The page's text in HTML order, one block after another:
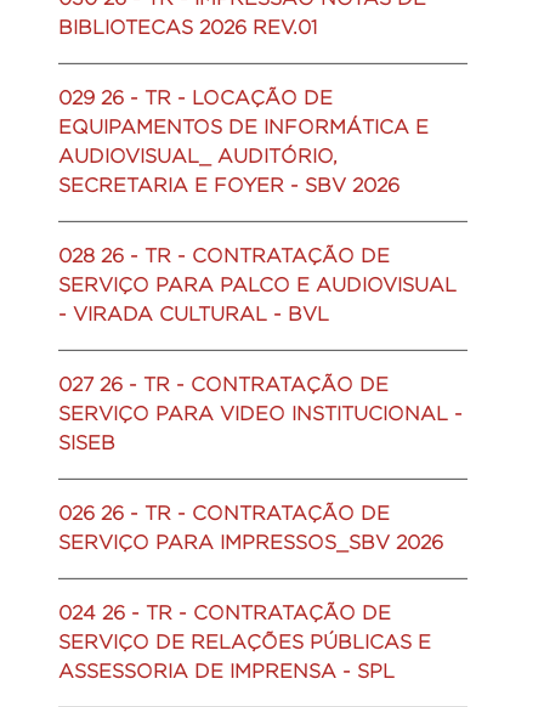
BIBLIOTECAS 2026 REV.01
029 26 - TR - LOCAÇÃO DE
EQUIPAMENTOS DE INFORMÁTICA E
AUDIOVISUAL_ AUDITÓRIO,
SECRETARIA E FOYER - SBV 2026
028 26 - TR - CONTRATAÇÃO DE
SERVIÇO PARA PALCO E AUDIOVISUAL
- VIRADA CULTURAL - BVL
027 26 - TR - CONTRATAÇÃO DE
SERVIÇO PARA VIDEO INSTITUCIONAL -
SISEB
026 26 - TR - CONTRATAÇÃO DE
SERVIÇO PARA IMPRESSOS_SBV 2026
024 26 - TR - CONTRATAÇÃO DE
SERVIÇO DE RELAÇÕES PÚBLICAS E
ASSESSORIA DE IMPRENSA - SPL